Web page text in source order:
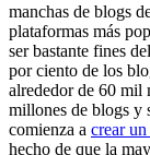
manchas de blogs
plataformas más
ser bastante fines
por ciento de los
alrededor de 60 mil
millones de blogs y
comienza a crear
hecho de que la